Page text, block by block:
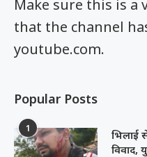
Make sure this is a
that the channel
youtube.com.
Popular Posts
1
भिलाई
विवाद,